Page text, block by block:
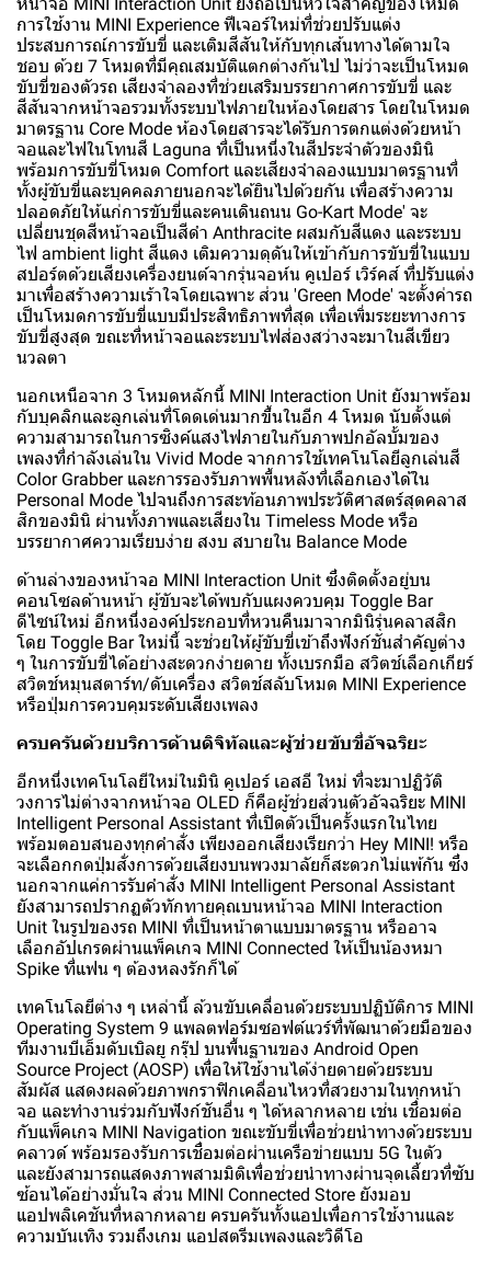
การใช้งาน MINI Experience ฟีเจอร์ใหม่ที่ช่วยปรับแต่ง
ประสบการณ์การขับขี่ และเติมสีสันให้กับทุกเส้นทางได้ตามใจ
ชอบ ด้วย 7 โหมดที่มีคุณสมบัติแตกต่างกันไป ไม่ว่าจะเป็นโหมด
ขับขี่ของตัวรถ เสียงจำลองที่ช่วยเสริมบรรยากาศการขับขี่ และ
สีสันจากหน้าจอรวมทั้งระบบไฟภายในห้องโดยสาร โดยในโหมด
มาตรฐาน Core Mode ห้องโดยสารจะได้รับการตกแต่งด้วยหน้า
จอและไฟในโทนสี Laguna ที่เป็นหนึ่งในสีประจำตัวของมินิ
พร้อมการขับขี่โหมด Comfort และเสียงจำลองแบบมาตรฐานที่
ทั้งผู้ขับขี่และบุคคลภายนอกจะได้ยินไปด้วยกัน เพื่อสร้างความ
ปลอดภัยให้แก่การขับขี่และคนเดินถนน Go-Kart Mode' จะ
เปลี่ยนชุดสีหน้าจอเป็นสีดำ Anthracite ผสมกับสีแดง และระบบ
ไฟ ambient light สีแดง เติมความดุดันให้เข้ากับการขับขี่ในแบบ
สปอร์ตด้วยเสียงเครื่องยนต์จากรุ่นจอห์น คูเปอร์ เวิร์คส์ ที่ปรับแต่ง
มาเพื่อสร้างความเร้าใจโดยเฉพาะ ส่วน 'Green Mode' จะตั้งค่ารถ
เป็นโหมดการขับขี่แบบมีประสิทธิภาพที่สุด เพื่อเพิ่มระยะทางการ
ขับขี่สูงสุด ขณะที่หน้าจอและระบบไฟส่องสว่างจะมาในสีเขียว
นวลตา
นอกเหนือจาก 3 โหมดหลักนี้ MINI Interaction Unit ยังมาพร้อม
กับบุคลิกและลูกเล่นที่โดดเด่นมากขึ้นในอีก 4 โหมด นับตั้งแต่
ความสามารถในการซิงค์แสงไฟภายในกับภาพปกอัลบั้มของ
เพลงที่กำลังเล่นใน Vivid Mode จากการใช้เทคโนโลยีลูกเล่นสี
Color Grabber และการรองรับภาพพื้นหลังที่เลือกเองได้ใน
Personal Mode ไปจนถึงการสะท้อนภาพประวัติศาสตร์สุดคลาส
สิกของมินิ ผ่านทั้งภาพและเสียงใน Timeless Mode หรือ
บรรยากาศความเรียบง่าย สงบ สบายใน Balance Mode
ด้านล่างของหน้าจอ MINI Interaction Unit ซึ่งติดตั้งอยู่บน
คอนโซลด้านหน้า ผู้ขับจะได้พบกับแผงควบคุม Toggle Bar
ดีไซน์ใหม่ อีกหนึ่งองค์ประกอบที่หวนคืนมาจากมินิรุ่นคลาสสิก
โดย Toggle Bar ใหม่นี้ จะช่วยให้ผู้ขับขี่เข้าถึงฟังก์ชันสำคัญต่าง
ๆ ในการขับขี่ได้อย่างสะดวกง่ายดาย ทั้งเบรกมือ สวิตช์เลือกเกียร์
สวิตช์หมุนสตาร์ท/ดับเครื่อง สวิตช์สลับโหมด MINI Experience
หรือปุ่มการควบคุมระดับเสียงเพลง
ครบครันด้วยบริการด้านดิจิทัลและผู้ช่วยขับขี่อัจฉริยะ
อีกหนึ่งเทคโนโลยีใหม่ในมินิ คูเปอร์ เอสอี ใหม่ ที่จะมาปฏิวัติ
วงการไม่ต่างจากหน้าจอ OLED ก็คือผู้ช่วยส่วนตัวอัจฉริยะ MINI
Intelligent Personal Assistant ที่เปิดตัวเป็นครั้งแรกในไทย
พร้อมตอบสนองทุกคำสั่ง เพียงออกเสียงเรียกว่า Hey MINI! หรือ
จะเลือกกดปุ่มสั่งการด้วยเสียงบนพวงมาลัยก็สะดวกไม่แพ้กัน ซึ่ง
นอกจากแค่การรับคำสั่ง MINI Intelligent Personal Assistant
ยังสามารถปรากฏตัวทักทายคุณบนหน้าจอ MINI Interaction
Unit ในรูปของรถ MINI ที่เป็นหน้าตาแบบมาตรฐาน หรืออาจ
เลือกอัปเกรดผ่านแพ็คเกจ MINI Connected ให้เป็นน้องหมา
Spike ที่แฟน ๆ ต้องหลงรักก็ได้
เทคโนโลยีต่าง ๆ เหล่านี้ ล้วนขับเคลื่อนด้วยระบบปฏิบัติการ MINI
Operating System 9 แพลตฟอร์มซอฟต์แวร์ที่พัฒนาด้วยมือของ
ทีมงานบีเอ็มดับเบิลยู กรุ๊ป บนพื้นฐานของ Android Open
Source Project (AOSP) เพื่อให้ใช้งานได้ง่ายดายด้วยระบบ
สัมผัส แสดงผลด้วยภาพกราฟิกเคลื่อนไหวที่สวยงามในทุกหน้า
จอ และทำงานร่วมกับฟังก์ชันอื่น ๆ ได้หลากหลาย เช่น เชื่อมต่อ
กับแพ็คเกจ MINI Navigation ขณะขับขี่เพื่อช่วยนำทางด้วยระบบ
คลาวด์ พร้อมรองรับการเชื่อมต่อผ่านเครือข่ายแบบ 5G ในตัว
และยังสามารถแสดงภาพสามมิติเพื่อช่วยนำทางผ่านจุดเลี้ยวที่ซับ
ซ้อนได้อย่างมั่นใจ ส่วน MINI Connected Store ยังมอบ
แอปพลิเคชันที่หลากหลาย ครบครันทั้งแอปเพื่อการใช้งานและ
ความบันเทิง รวมถึงเกม แอปสตรีมเพลงและวิดีโอ